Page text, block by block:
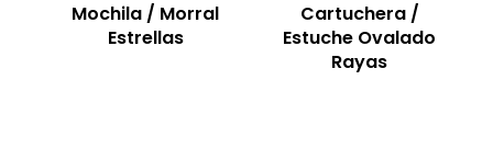
Cartuchera /
Estuche Ovalado
Rayas
Mochila / Morral
Estrellas